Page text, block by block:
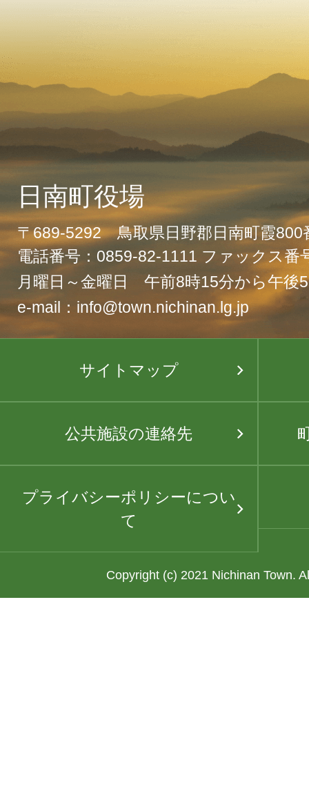
日南町役場
〒689-5292 鳥取県日野郡日南町霞800
電話番号：0859-82-1111 ファックス番
月曜日～金曜日 午前8時15分から午後
e-mail：info@town.nichinan.lg.jp
サイトマップ
公共施設の連絡先
プライバシーポリシーについ
て
Copyright (c) 2021 Nichinan Town.